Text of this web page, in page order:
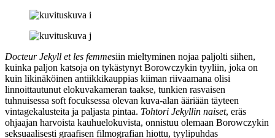
Docteur Jekyll et les femmesiin mieltyminen nojaa paljolti siihen,
kuinka paljon katsoja on tykästynyt Borowczykin tyyliin, joka on
kuin likinäköinen antiikkikauppias kiiman riivaamana olisi
linnoittautunut elokuvakameran taakse, tunkien rasvaisen
tuhnuisessa soft focuksessa olevan kuva-alan ääriään täyteen
vintagekalusteita ja paljasta pintaa. Tohtori Jekyllin naiset, eräs
ohjaajan harvoista kauhuelokuvista, onnistuu olemaan Borowczykin
seksuaalisesti graafisen filmografian hiottu, tyylipuhdas